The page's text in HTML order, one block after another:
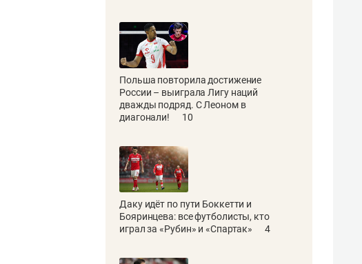
Польша повторила достижение
России – выиграла Лигу наций
дважды подряд. С Леоном в
диагонали!
10
Даку идёт по пути Боккетти и
Бояринцева: все футболисты, кто
играл за «Рубин» и «Спартак»
4